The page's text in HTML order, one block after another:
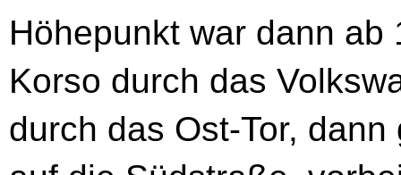
Höhepunkt war dann
Korso durch das
durch das Ost-Tor,